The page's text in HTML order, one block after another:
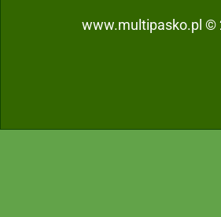
www.multipasko.pl ©